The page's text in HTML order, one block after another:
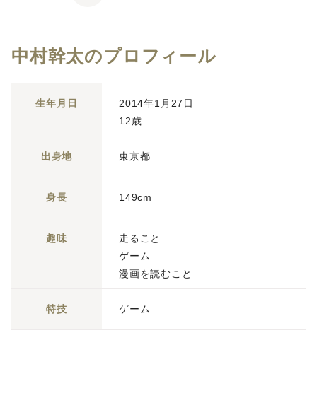
中村幹太のプロフィール
生年月日
2014年1月27日
12歳
出身地 東京都
身長 149cm
趣味
走ること
ゲーム
漫画を読むこと
特技 ゲーム